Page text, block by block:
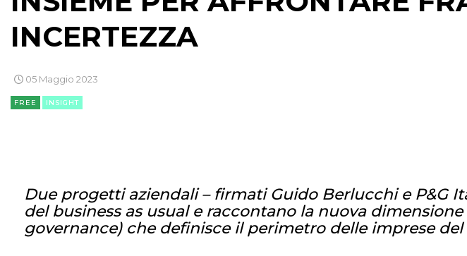
INCERTEZZA
05 Maggio 2023
FREE INSIGHT
Due progetti aziendali – firmati Guido Berlucchi e P&G
del business as usual e raccontano la nuova
governance) che definisce il perimetro delle imprese